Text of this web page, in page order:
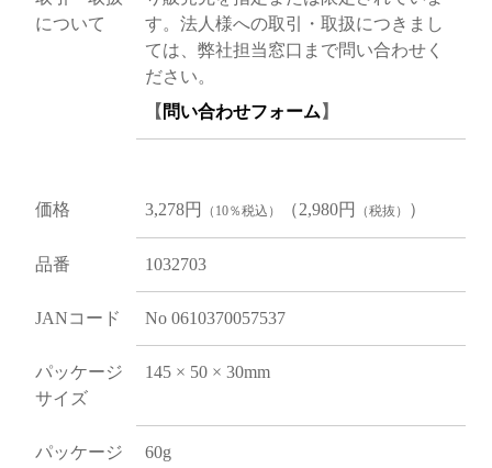
について
す。法人様への取引・取扱につきまし
ては、弊社担当窓口まで問い合わせく
ださい。
【 問い合わせフォーム 】
価格 3,278円 （10％税込） （2,980円 （税抜） ）
品番 1032703
JANコード No 0610370057537
パッケージ
サイズ
145 × 50 × 30mm
パッケージ
60g